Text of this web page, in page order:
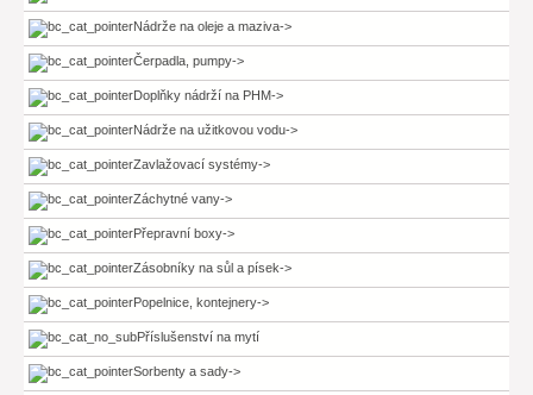
Nádrže na oleje a maziva->
Čerpadla, pumpy->
Doplňky nádrží na PHM->
Nádrže na užitkovou vodu->
Zavlažovací systémy->
Záchytné vany->
Přepravní boxy->
Zásobníky na sůl a písek->
Popelnice, kontejnery->
Příslušenství na mytí
Sorbenty a sady->